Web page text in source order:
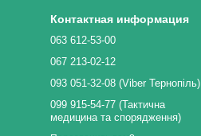
Контактная информация
063 612-53-00
067 213-02-12
093 051-32-08 (Viber Тернопіль)
099 915-54-77 (Тактична
медицина та спорядження)